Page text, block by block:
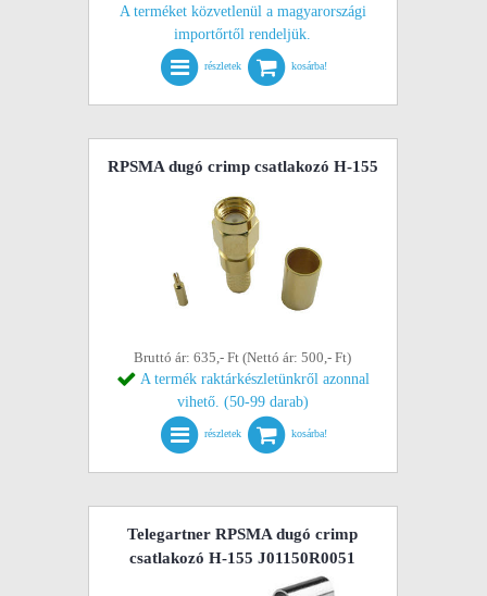
A terméket közvetlenül a magyarországi
importőrtől rendeljük.
részletek kosárba!
RPSMA dugó crimp csatlakozó H-155
Bruttó ár: 635,- Ft (Nettó ár: 500,- Ft)
A termék raktárkészletünkről azonnal
vihető. (50-99 darab)
részletek kosárba!
Telegartner RPSMA dugó crimp
csatlakozó H-155 J01150R0051